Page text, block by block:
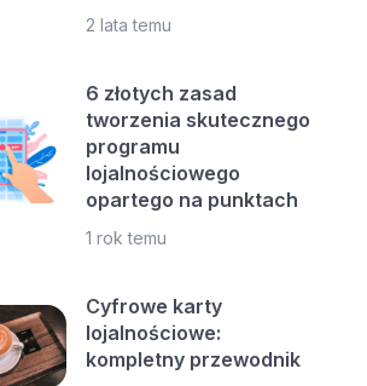
2 lata temu
6 złotych zasad
tworzenia skutecznego
programu
lojalnościowego
opartego na punktach
1 rok temu
Cyfrowe karty
lojalnościowe:
kompletny przewodnik